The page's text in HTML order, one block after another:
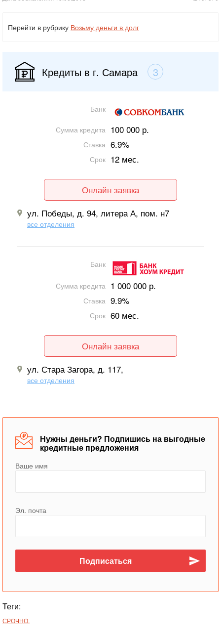
Перейти в рубрику Возьму деньги в долг
Кредиты в г. Самара 3
Банк
Сумма кредита 100 000 р.
Ставка 6.9%
Срок 12 мес.
Онлайн заявка
ул. Победы, д. 94, литера А, пом. н7
все отделения
Банк
Сумма кредита 1 000 000 р.
Ставка 9.9%
Срок 60 мес.
Онлайн заявка
ул. Стара Загора, д. 117,
все отделения
Нужны деньги? Подпишись на выгодные
кредитные предложения
Ваше имя
Эл. почта
Теги:
СРОЧНО.